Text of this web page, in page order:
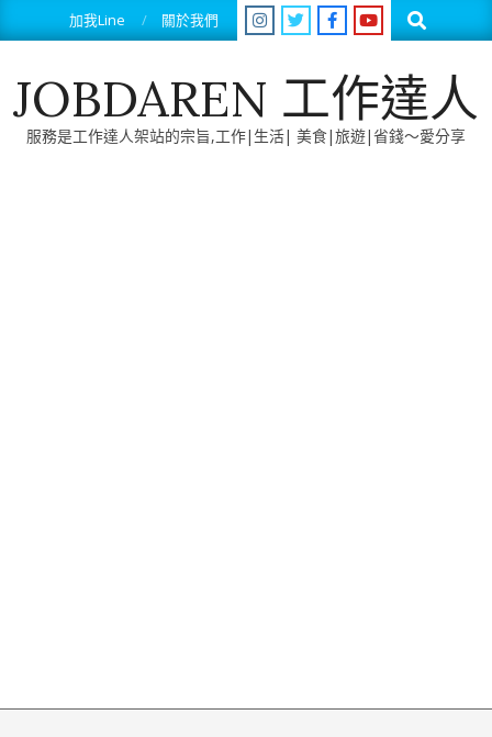
to
加我Line 關於我們 Search
JOBDAREN 工作達人
服務是工作達人架站的宗旨,工作|生活| 美食|旅遊|省錢～愛分享